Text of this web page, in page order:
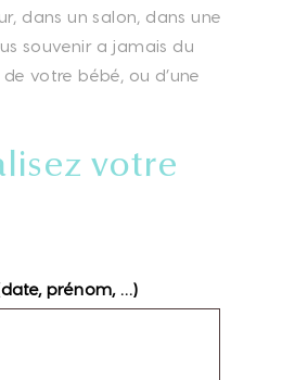
dans un salon, dans une
souvenir a jamais du
votre bébé, ou d’une
votre
prénom, …)